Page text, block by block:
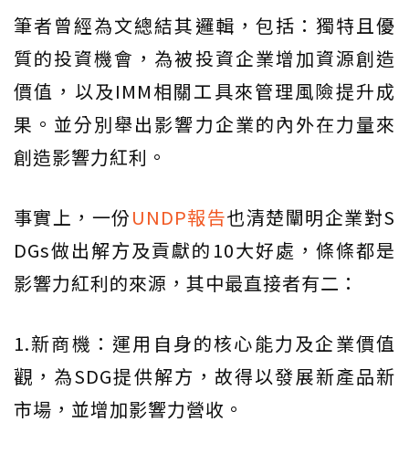
筆者曾經為文總結其邏輯，包括：獨特且優
質的投資機會，為被投資企業增加資源創造
價值，以及IMM相關工具來管理風險提升成
果。並分別舉出影響力企業的內外在力量來
創造影響力紅利。
事實上，一份UNDP報告也清楚闡明企業對S
DGs做出解方及貢獻的10大好處，條條都是
影響力紅利的來源，其中最直接者有二：
1.新商機：運用自身的核心能力及企業價值
觀，為SDG提供解方，故得以發展新產品新
市場，並增加影響力營收。